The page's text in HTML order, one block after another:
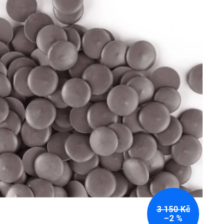
3 150 Kč
–2 %